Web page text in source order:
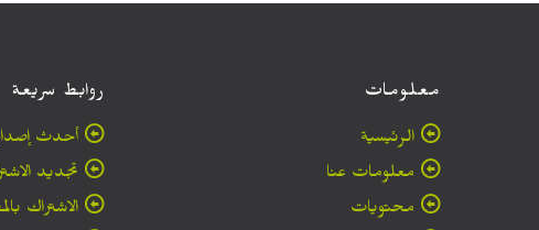
معلومات
الرئيسية
معلومات عنا
محتويات
روابط سريعة
أحدث
تجديد
الاشتراك